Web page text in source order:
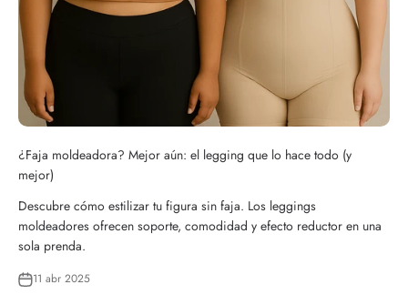
¿Faja moldeadora? Mejor aún: el legging que lo hace todo (y
mejor)
Descubre cómo estilizar tu figura sin faja. Los leggings
moldeadores ofrecen soporte, comodidad y efecto reductor en una
sola prenda.
11 abr 2025